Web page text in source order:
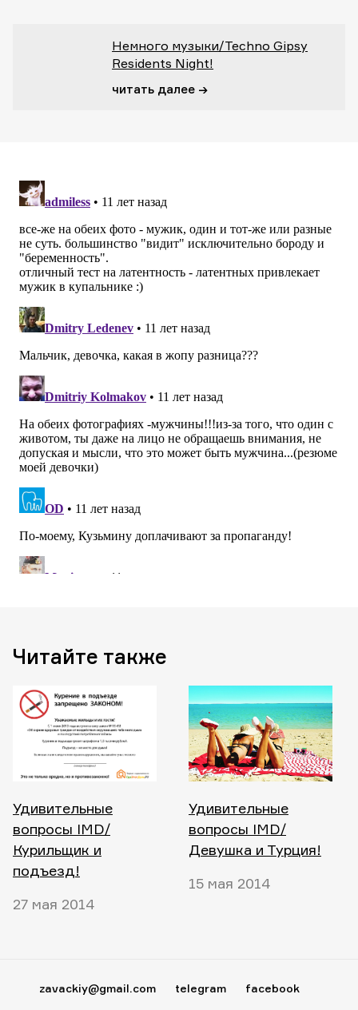
Немного музыки/Techno Gipsy
Residents Night!
читать далее →
Читайте также
Удивительные
вопросы IMD/
Курильщик и
подъезд!
27 мая 2014
Удивительные
вопросы IMD/
Девушка и Турция!
15 мая 2014
zavackiy@gmail.com telegram
facebook